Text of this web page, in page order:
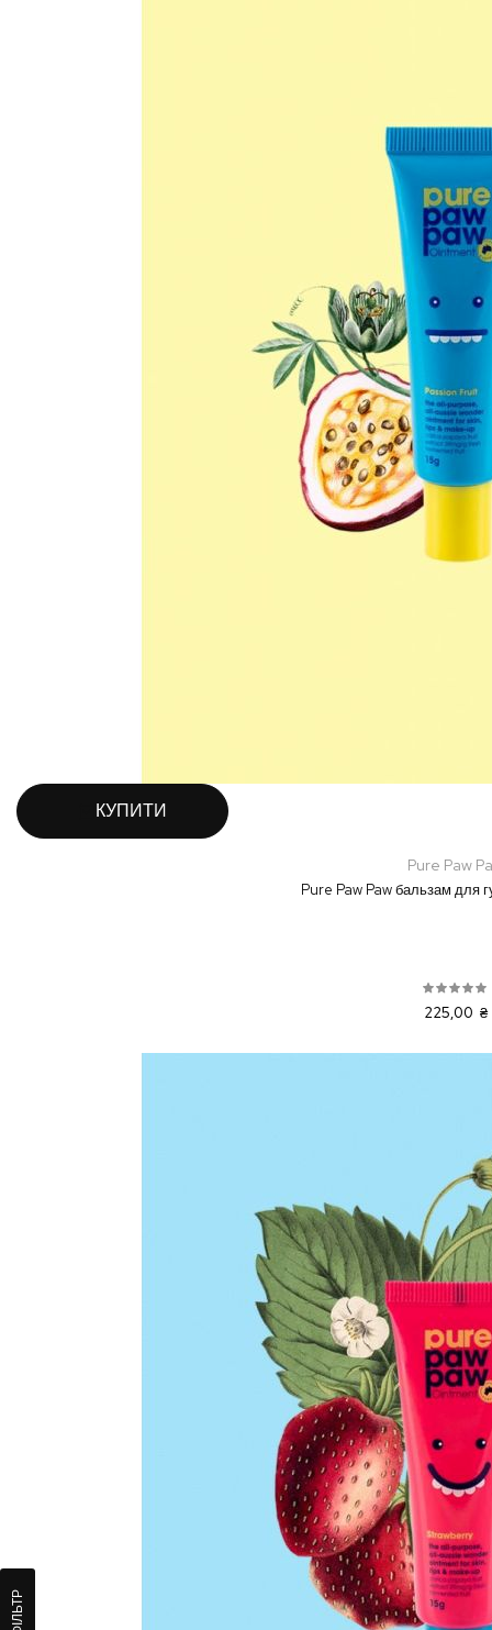
КУПИТИ
Pure Paw
Pure Paw Paw бальзам для
225,00 ₴
ФІЛЬТР